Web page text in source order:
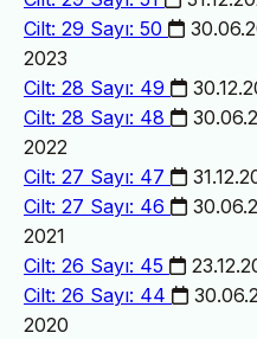
Cilt: 29 Sayı: 50
2023
Cilt: 28 Sayı: 49
Cilt: 28 Sayı: 48
2022
Cilt: 27 Sayı: 47
Cilt: 27 Sayı: 46
2021
Cilt: 26 Sayı: 45
Cilt: 26 Sayı: 44
2020